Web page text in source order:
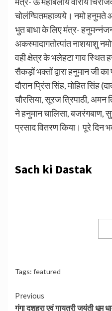
चोलंग्घितमहाव्यये। नमो
भुत बाधा के लिए मंत्र-
अकस्मादागतोत्पांत नाशयाशु
वही क्षेत्र के भलेहटा गाव स्थित
सैकड़ों भक्तों द्वारा हनुमान जी
दौरान प्रिंस सिंह, मोहित सिंह
चौरसिया, सूरज त्रिपाठी, अमन
ने हनुमान चालिसा, बजरंगबाण,
प्रसाद वितरण किया। पूरे दिन
Sach ki Dastak
Tags: featured
Continue
Previous
गंगा दशहरा एवं गायत्री जयंती धूम